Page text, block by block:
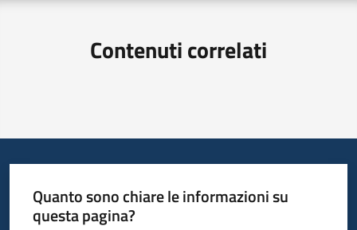
Contenuti correlati
Quanto sono chiare le informazioni su
questa pagina?